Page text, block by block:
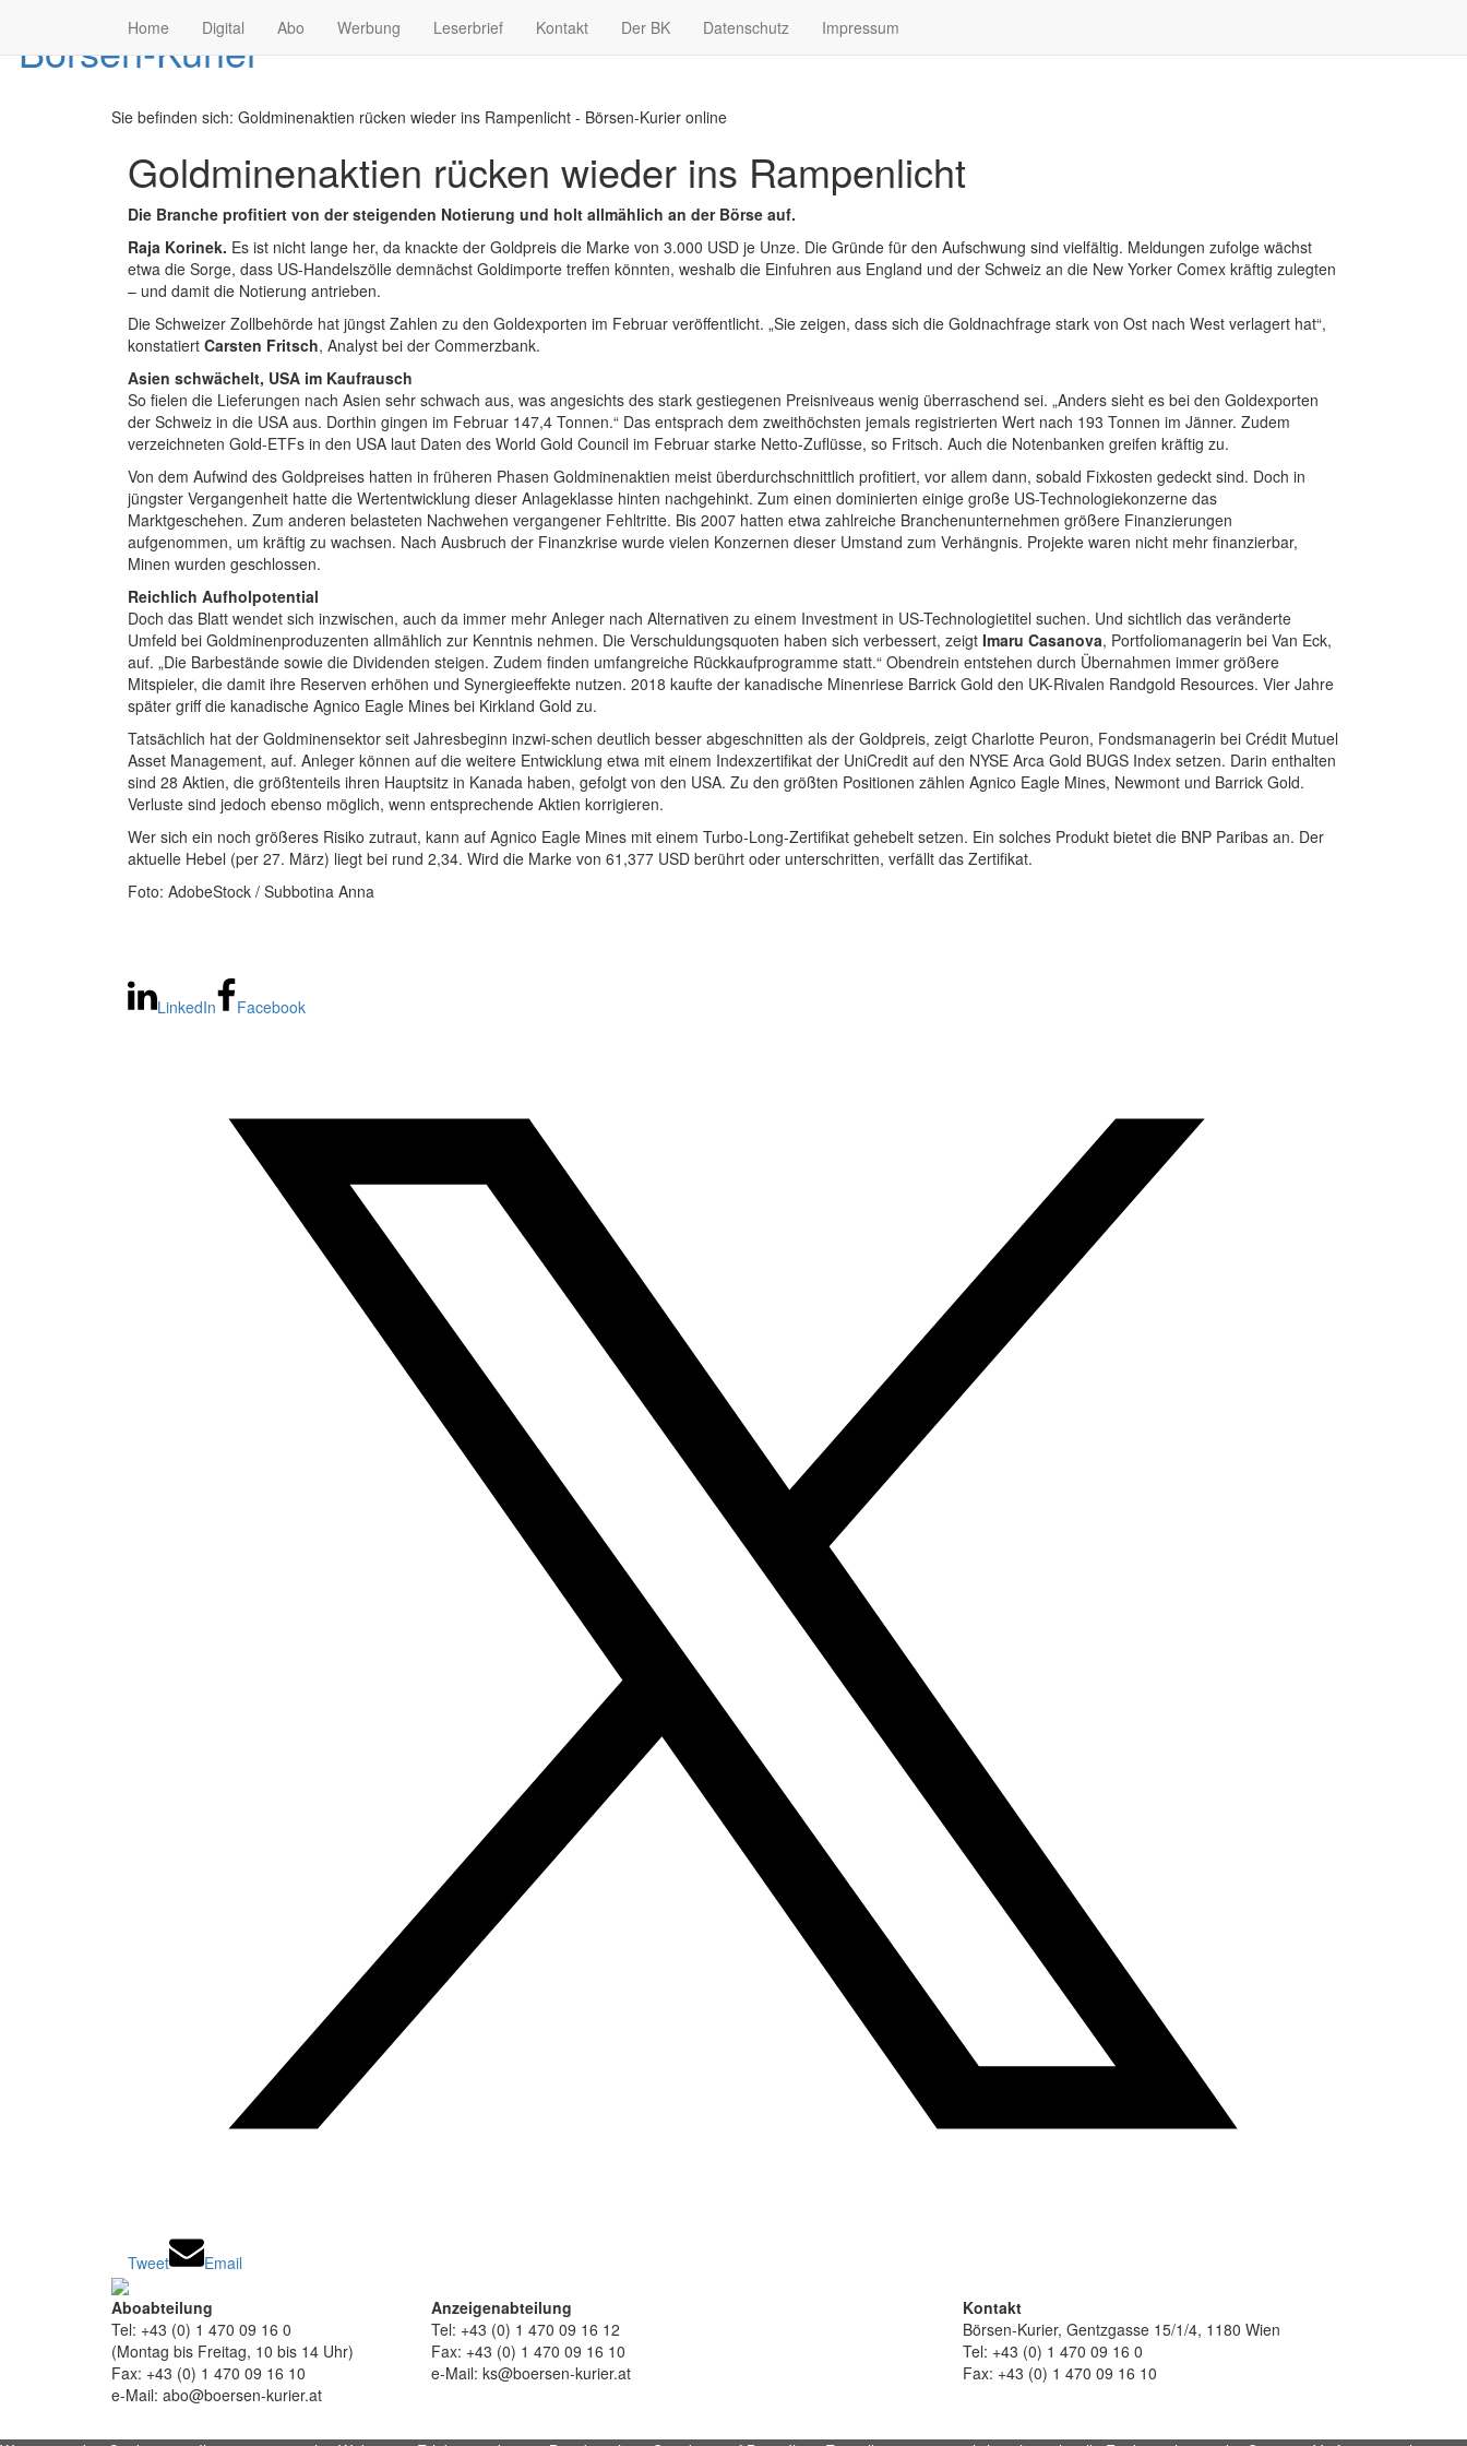
Home Digital Abo Werbung Leserbrief Kontakt Der BK Datenschutz Impressum
Sie befinden sich: Goldminenaktien rücken wieder ins Rampenlicht - Börsen-Kurier online
Goldminenaktien rücken wieder ins Rampenlicht
Die Branche profitiert von der steigenden Notierung und holt allmählich an der Börse auf.
Raja Korinek. Es ist nicht lange her, da knackte der Goldpreis die Marke von 3.000 USD je Unze. Die Gründe für den Aufschwung sind vielfältig. Meldungen zufolge wächst
etwa die Sorge, dass US-Handelszölle demnächst Goldimporte treffen könnten, weshalb die Einfuhren aus England und der Schweiz an die New Yorker Comex kräftig zulegten
– und damit die Notierung antrieben.
Die Schweizer Zollbehörde hat jüngst Zahlen zu den Goldexporten im Februar veröffentlicht. „Sie zeigen, dass sich die Goldnachfrage stark von Ost nach West verlagert hat“,
konstatiert Carsten Fritsch, Analyst bei der Commerzbank.
Asien schwächelt, USA im Kaufrausch
So fielen die Lieferungen nach Asien sehr schwach aus, was angesichts des stark gestiegenen Preisniveaus wenig überraschend sei. „Anders sieht es bei den Goldexporten
der Schweiz in die USA aus. Dorthin gingen im Februar 147,4 Tonnen.“ Das entsprach dem zweithöchsten jemals registrierten Wert nach 193 Tonnen im Jänner. Zudem
verzeichneten Gold-ETFs in den USA laut Daten des World Gold Council im Februar starke Netto-Zuflüsse, so Fritsch. Auch die Notenbanken greifen kräftig zu.
Von dem Aufwind des Goldpreises hatten in früheren Phasen Goldminenaktien meist überdurchschnittlich profitiert, vor allem dann, sobald Fixkosten gedeckt sind. Doch in
jüngster Vergangenheit hatte die Wertentwicklung dieser Anlageklasse hinten nachgehinkt. Zum einen dominierten einige große US-Technologiekonzerne das
Marktgeschehen. Zum anderen belasteten Nachwehen vergangener Fehltritte. Bis 2007 hatten etwa zahlreiche Branchenunternehmen größere Finanzierungen
aufgenommen, um kräftig zu wachsen. Nach Ausbruch der Finanzkrise wurde vielen Konzernen dieser Umstand zum Verhängnis. Projekte waren nicht mehr finanzierbar,
Minen wurden geschlossen.
Reichlich Aufholpotential
Doch das Blatt wendet sich inzwischen, auch da immer mehr Anleger nach Alternativen zu einem Investment in US-Technologietitel suchen. Und sichtlich das veränderte
Umfeld bei Goldminenproduzenten allmählich zur Kenntnis nehmen. Die Verschuldungsquoten haben sich verbessert, zeigt Imaru Casanova, Portfoliomanagerin bei Van Eck,
auf. „Die Barbestände sowie die Dividenden steigen. Zudem finden umfangreiche Rückkaufprogramme statt.“ Obendrein entstehen durch Übernahmen immer größere
Mitspieler, die damit ihre Reserven erhöhen und Synergieeffekte nutzen. 2018 kaufte der kanadische Minenriese Barrick Gold den UK-Rivalen Randgold Resources. Vier Jahre
später griff die kanadische Agnico Eagle Mines bei Kirkland Gold zu.
Tatsächlich hat der Goldminensektor seit Jahresbeginn inzwi-schen deutlich besser abgeschnitten als der Goldpreis, zeigt Charlotte Peuron, Fondsmanagerin bei Crédit Mutuel
Asset Management, auf. Anleger können auf die weitere Entwicklung etwa mit einem Indexzertifikat der UniCredit auf den NYSE Arca Gold BUGS Index setzen. Darin enthalten
sind 28 Aktien, die größtenteils ihren Hauptsitz in Kanada haben, gefolgt von den USA. Zu den größten Positionen zählen Agnico Eagle Mines, Newmont und Barrick Gold.
Verluste sind jedoch ebenso möglich, wenn entsprechende Aktien korrigieren.
Wer sich ein noch größeres Risiko zutraut, kann auf Agnico Eagle Mines mit einem Turbo-Long-Zertifikat gehebelt setzen. Ein solches Produkt bietet die BNP Paribas an. Der
aktuelle Hebel (per 27. März) liegt bei rund 2,34. Wird die Marke von 61,377 USD berührt oder unterschritten, verfällt das Zertifikat.
Foto: AdobeStock / Subbotina Anna
LinkedIn Facebook
Tweet Email
Aboabteilung
Tel: +43 (0) 1 470 09 16 0
(Montag bis Freitag, 10 bis 14 Uhr)
Fax: +43 (0) 1 470 09 16 10
e-Mail: abo@boersen-kurier.at
Anzeigenabteilung
Tel: +43 (0) 1 470 09 16 12
Fax: +43 (0) 1 470 09 16 10
e-Mail: ks@boersen-kurier.at
Kontakt
Börsen-Kurier, Gentzgasse 15/1/4, 1180 Wien
Tel: +43 (0) 1 470 09 16 0
Fax: +43 (0) 1 470 09 16 10